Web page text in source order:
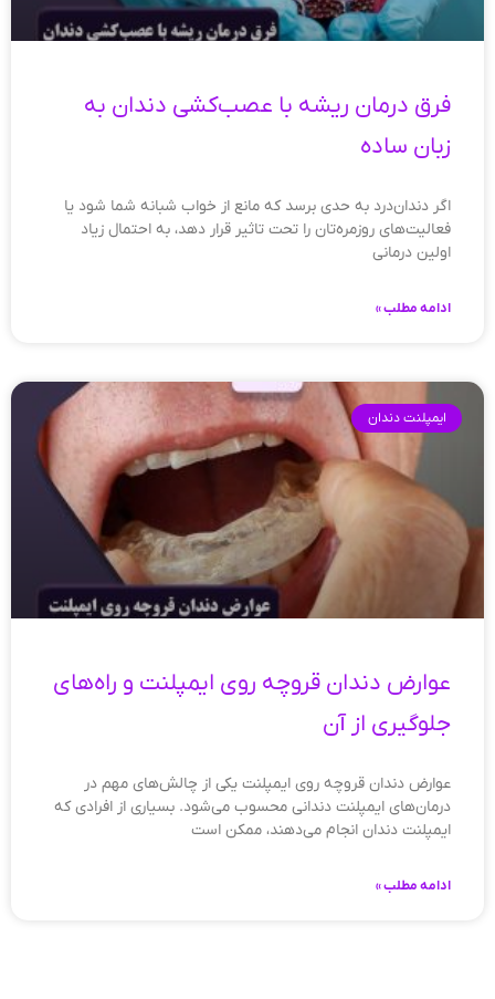
فرق درمان ریشه با عصب‌کشی دندان به
زبان ساده
اگر دندان‌درد به حدی برسد که مانع از خواب شبانه شما شود یا
فعالیت‌های روزمره‌تان را تحت تاثیر قرار دهد، به احتمال زیاد
اولین درمانی
ادامه مطلب »
ایمپلنت دندان
عوارض دندان قروچه روی ایمپلنت و راه‌های
جلوگیری از آن
عوارض دندان قروچه روی ایمپلنت یکی از چالش‌های مهم در
درمان‌های ایمپلنت دندانی محسوب می‌شود. بسیاری از افرادی که
ایمپلنت دندان انجام می‌دهند، ممکن است
ادامه مطلب »